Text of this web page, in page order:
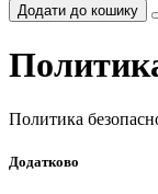
Додати до кошику
Политика
Додатково